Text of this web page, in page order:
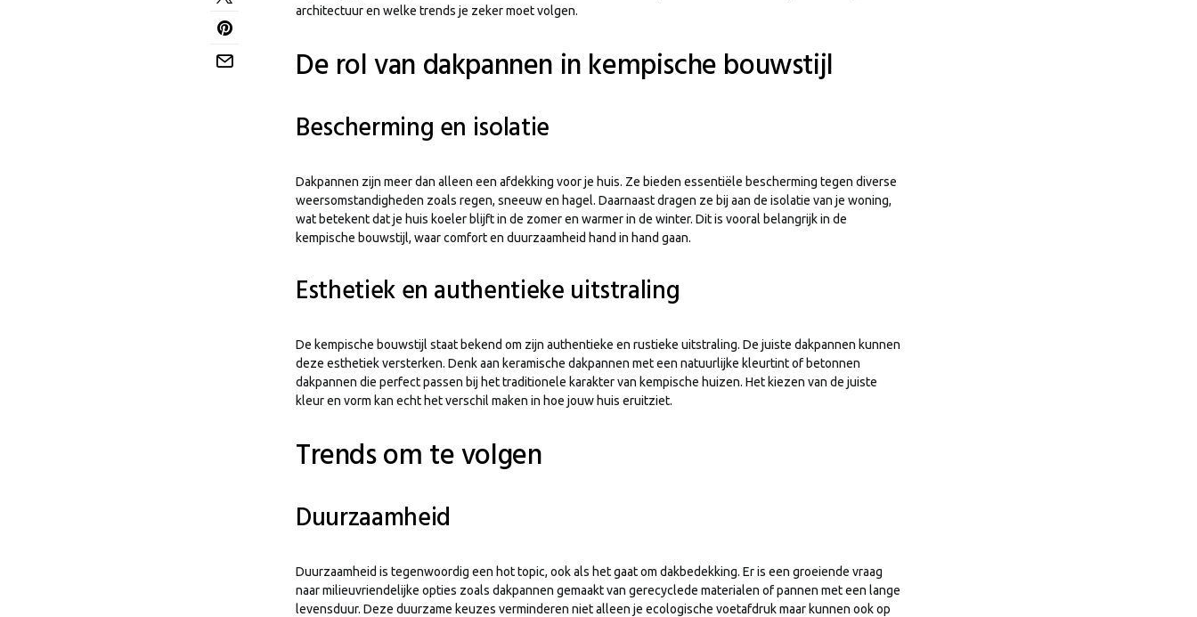
architectuur en welke trends je zeker moet volgen.
De rol van dakpannen in kempische bouwstijl
Bescherming en isolatie
Dakpannen zijn meer dan alleen een afdekking voor je huis. Ze bieden essentiële bescherming tegen diverse
weersomstandigheden zoals regen, sneeuw en hagel. Daarnaast dragen ze bij aan de isolatie van je woning,
wat betekent dat je huis koeler blijft in de zomer en warmer in de winter. Dit is vooral belangrijk in de
kempische bouwstijl, waar comfort en duurzaamheid hand in hand gaan.
Esthetiek en authentieke uitstraling
De kempische bouwstijl staat bekend om zijn authentieke en rustieke uitstraling. De juiste dakpannen kunnen
deze esthetiek versterken. Denk aan keramische dakpannen met een natuurlijke kleurtint of betonnen
dakpannen die perfect passen bij het traditionele karakter van kempische huizen. Het kiezen van de juiste
kleur en vorm kan echt het verschil maken in hoe jouw huis eruitziet.
Trends om te volgen
Duurzaamheid
Duurzaamheid is tegenwoordig een hot topic, ook als het gaat om dakbedekking. Er is een groeiende vraag
naar milieuvriendelijke opties zoals dakpannen gemaakt van gerecyclede materialen of pannen met een lange
levensduur. Deze duurzame keuzes verminderen niet alleen je ecologische voetafdruk maar kunnen ook op